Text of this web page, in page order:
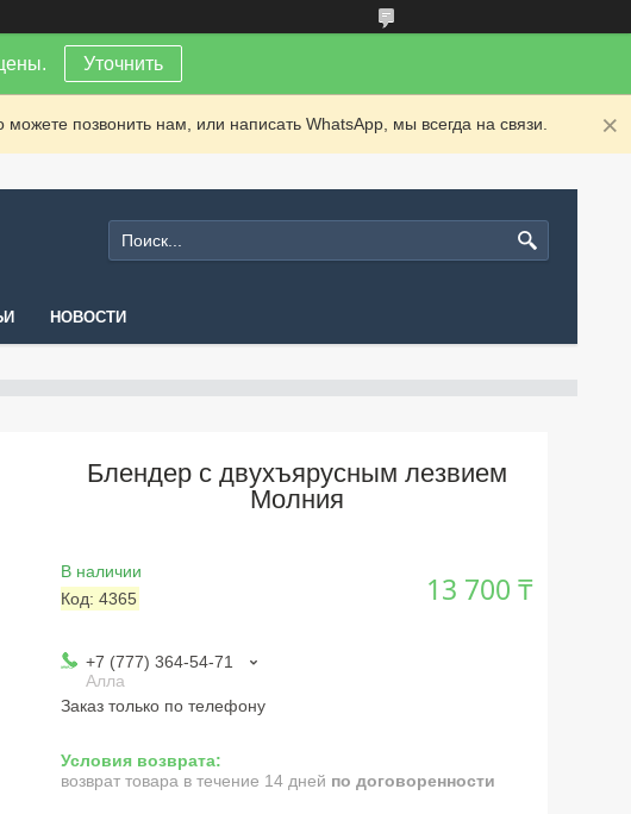
Уточнить
позвонить нам, или написать WhatsApp, мы всегда на связи.
НОВОСТИ
Блендер с двухъярусным лезвием
Молния
В наличии
Код: 4365 13 700 ₸
+7 (777) 364-54-71
Алла
Заказ только по телефону
возврат товара в течение 14 дней по договоренности